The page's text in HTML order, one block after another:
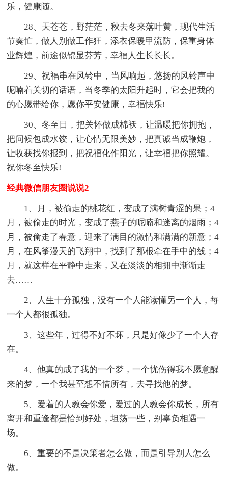
乐，健康随。
28、天苍苍，野茫茫，秋去冬来落叶黄，现代生活
节奏忙，做人别做工作狂，添衣保暖甲流防，保重身体
业辉煌，前途似锦显芬芳，幸福人生长长长。
29、祝福串在风铃中，当风响起，悠扬的风铃声中
呢喃着关切的话语，当冬季的太阳升起时，它会把我的
的心愿带给你，愿你平安健康，幸福快乐!
30、冬至日，把关怀做成棉袄，让温暖把你拥抱，
把问候包成水饺，让心情无限美妙，把真诚当成鞭炮，
让收获找你报到，把祝福化作阳光，让幸福把你照耀。
祝你冬至快乐!
经典微信朋友圈说说2
1、月，被偷走的桃花红，变成了满树青涩的果；4
月，被偷走的时光，变成了燕子的呢喃和迷离的烟雨；4
月，被偷走了春意，迎来了满目的激情和满满的新意；4
月，在风筝漫天的飞翔中，找到了那根牵在手中的线；4
月，就这样在平静中走来，又在淡淡的相拥中渐渐走
去……
2、人生十分孤独，没有一个人能读懂另一个人，每
一个人都很孤独。
3、这些年，过得不好不坏，只是好像少了一个人存
在。
4、他真的成了我的一个梦，一个忧伤得我不愿意醒
来的梦，一个我甚至想不惜所有，去寻找他的梦。
5、爱着的人教会你爱，爱过的人教会你成长，所有
离开和重逢都是恰到好处，坦荡一些，别辜负相遇一
场。
6、重要的不是决策者怎么做，而是引导别人怎么
做。